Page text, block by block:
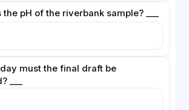
pH of the riverbank sample? ___
must the final draft be
___